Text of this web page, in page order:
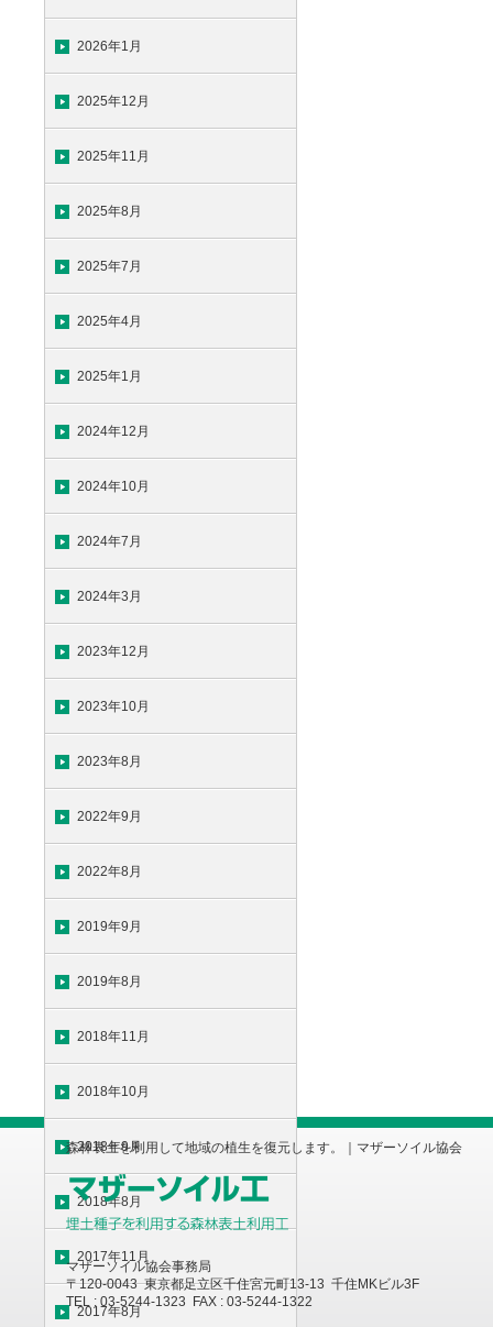
2026年1月
2025年12月
2025年11月
2025年8月
2025年7月
2025年4月
2025年1月
2024年12月
2024年10月
2024年7月
2024年3月
2023年12月
2023年10月
2023年8月
2022年9月
2022年8月
2019年9月
2019年8月
2018年11月
2018年10月
2018年9月
2018年8月
2017年11月
2017年8月
森林表土を利用して地域の植生を復元します。｜マザーソイル協会
マザーソイル協会事務局
〒120-0043 東京都足立区千住宮元町13-13 千住MKビル3F
TEL : 03-5244-1323 FAX : 03-5244-1322